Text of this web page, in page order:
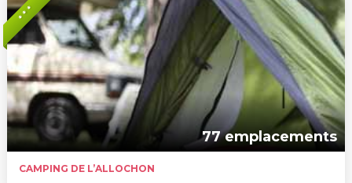
* * *
77 emplacements
CAMPING DE L’ALLOCHON